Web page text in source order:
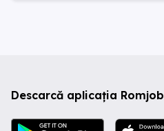
Descarcă aplicația Romjob